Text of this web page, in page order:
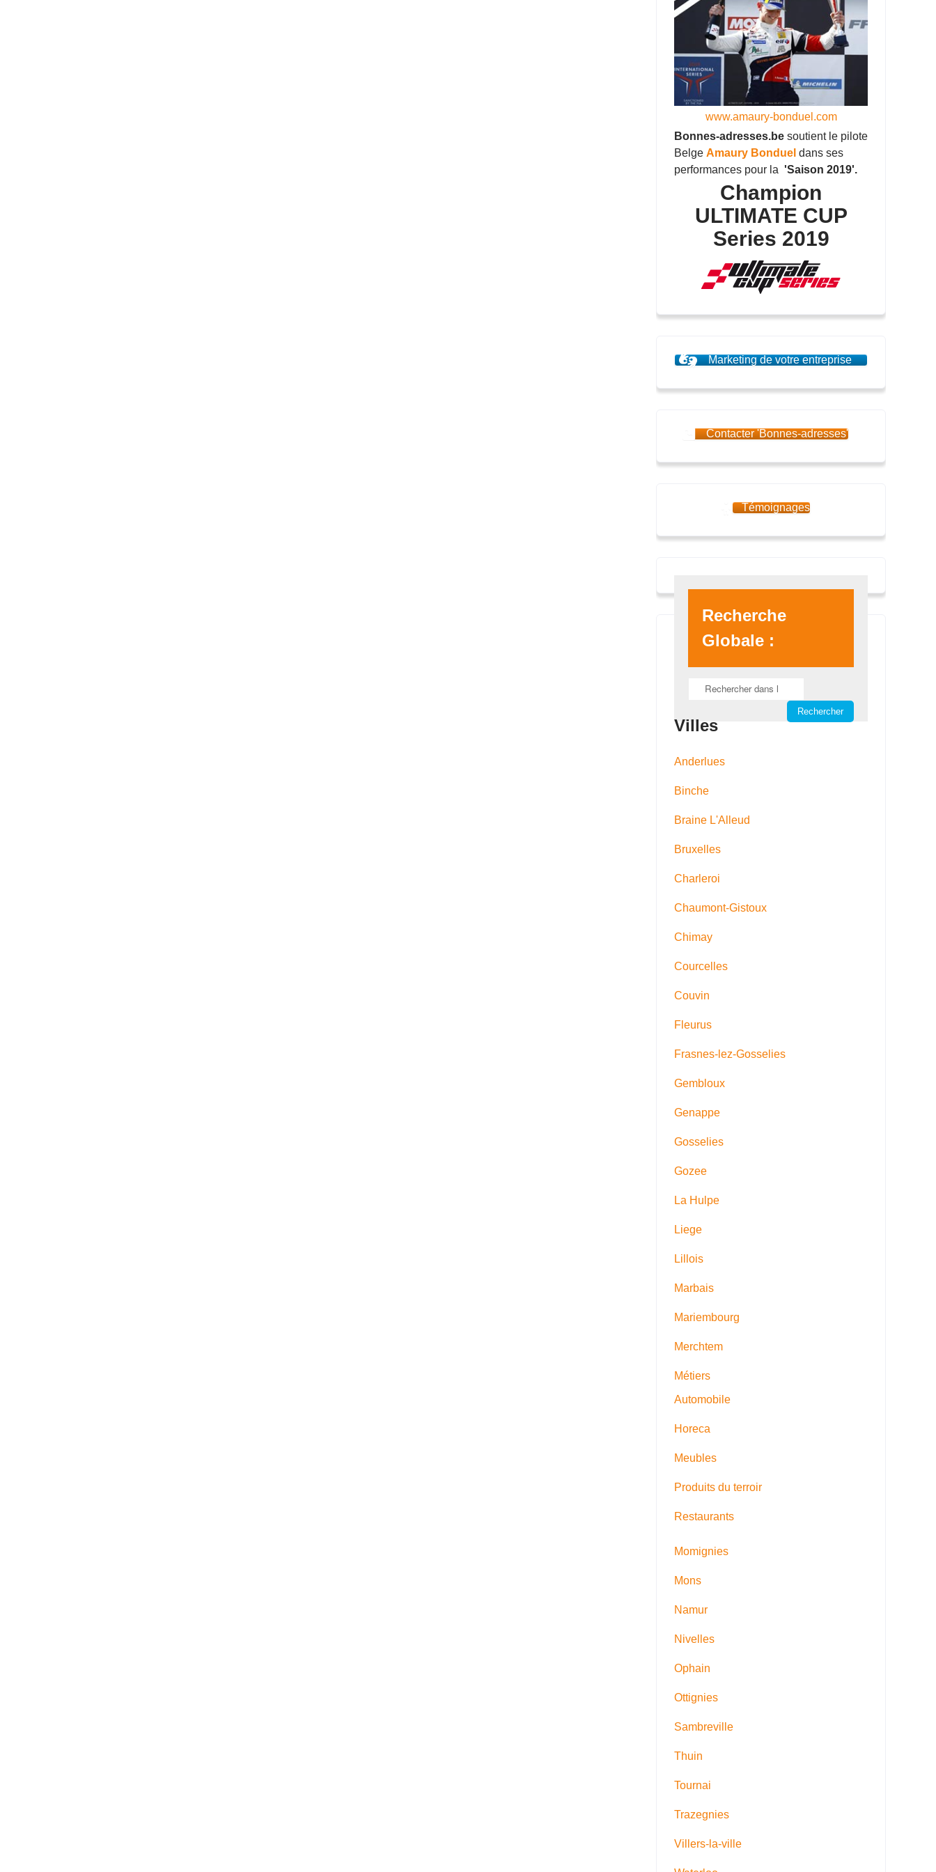
www.amaury-bonduel.com
Bonnes-adresses.be soutient le pilote
Belge Amaury Bonduel dans ses
performances pour la 'Saison 2019'.
Champion
ULTIMATE CUP
Series 2019
Marketing de votre entreprise
Contacter 'Bonnes-adresses'
Témoignages
Recherche
Globale :
Villes
Anderlues
Binche
Braine L'Alleud
Bruxelles
Charleroi
Chaumont-Gistoux
Chimay
Courcelles
Couvin
Fleurus
Frasnes-lez-Gosselies
Gembloux
Genappe
Gosselies
Gozee
La Hulpe
Liege
Lillois
Marbais
Mariembourg
Merchtem
Métiers
Automobile
Horeca
Meubles
Produits du terroir
Restaurants
Momignies
Mons
Namur
Nivelles
Ophain
Ottignies
Sambreville
Thuin
Tournai
Trazegnies
Villers-la-ville